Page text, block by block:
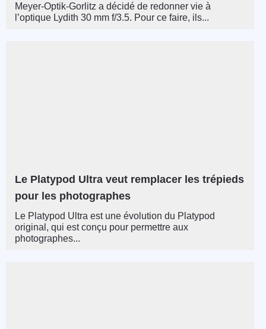
Meyer-Optik-Gorlitz a décidé de redonner vie à
l’optique Lydith 30 mm f/3.5. Pour ce faire, ils...
Le Platypod Ultra veut remplacer les trépieds
pour les photographes
Le Platypod Ultra est une évolution du Platypod
original, qui est conçu pour permettre aux
photographes...